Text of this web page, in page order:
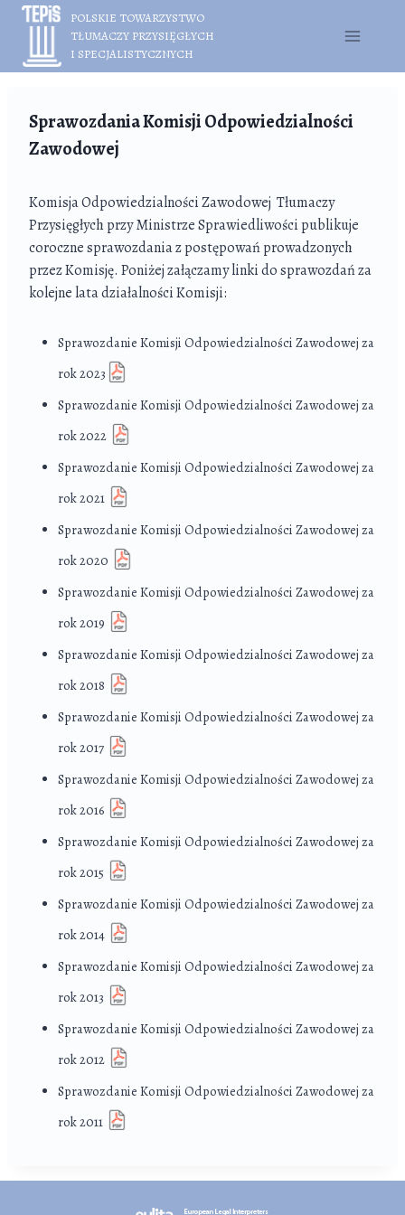
Przejdź
treści
POLSKIE TOWARZYSTWO
TŁUMACZY PRZYSIĘGŁYCH
I SPECJALISTYCZNYCH
Sprawozdania Komisji Odpowiedzialności
Zawodowej
Komisja Odpowiedzialności Zawodowej Tłumaczy
Przysięgłych przy Ministrze Sprawiedliwości publikuje
coroczne sprawozdania z postępowań prowadzonych
przez Komisję. Poniżej załączamy linki do sprawozdań za
kolejne lata działalności Komisji:
Sprawozdanie Komisji Odpowiedzialności Zawodowej za
rok 2023
Sprawozdanie Komisji Odpowiedzialności Zawodowej za
rok 2022
Sprawozdanie Komisji Odpowiedzialności Zawodowej za
rok 2021
Sprawozdanie Komisji Odpowiedzialności Zawodowej za
rok 2020
Sprawozdanie Komisji Odpowiedzialności Zawodowej za
rok 2019
Sprawozdanie Komisji Odpowiedzialności Zawodowej za
rok 2018
Sprawozdanie Komisji Odpowiedzialności Zawodowej za
rok 2017
Sprawozdanie Komisji Odpowiedzialności Zawodowej za
rok 2016
Sprawozdanie Komisji Odpowiedzialności Zawodowej za
rok 2015
Sprawozdanie Komisji Odpowiedzialności Zawodowej za
rok 2014
Sprawozdanie Komisji Odpowiedzialności Zawodowej za
rok 2013
Sprawozdanie Komisji Odpowiedzialności Zawodowej za
rok 2012
Sprawozdanie Komisji Odpowiedzialności Zawodowej za
rok 2011